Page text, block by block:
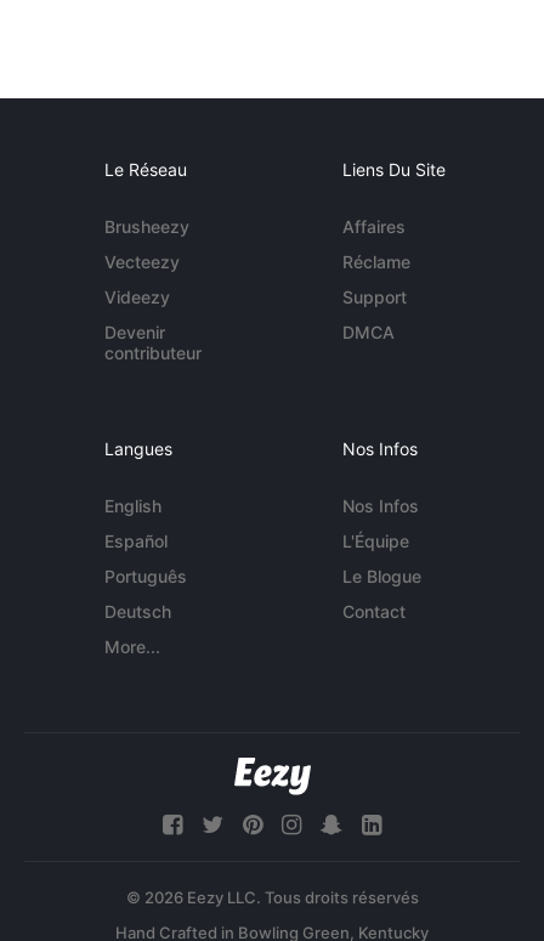
Le Réseau
Brusheezy
Vecteezy
Videezy
Devenir
contributeur
Liens Du Site
Affaires
Réclame
Support
DMCA
Langues
English
Español
Português
Deutsch
More...
Nos Infos
Nos Infos
L'Équipe
Le Blogue
Contact
© 2026 Eezy LLC. Tous droits réservés